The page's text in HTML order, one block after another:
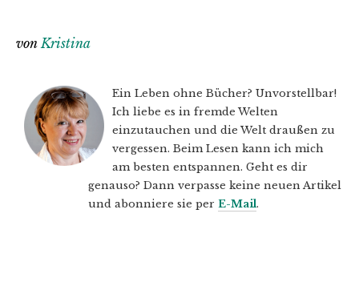
vonKristina
Ein Leben ohne Bücher? Unvorstellbar!
Ich liebe es in fremde Welten
einzutauchen und die Welt draußen zu
vergessen. Beim Lesen kann ich mich
am besten entspannen. Geht es dir
genauso? Dann verpasse keine neuen Artikel
und abonniere sie per E-Mail.